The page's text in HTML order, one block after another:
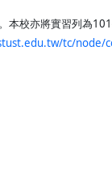
本校亦將實習列為
tc/node/